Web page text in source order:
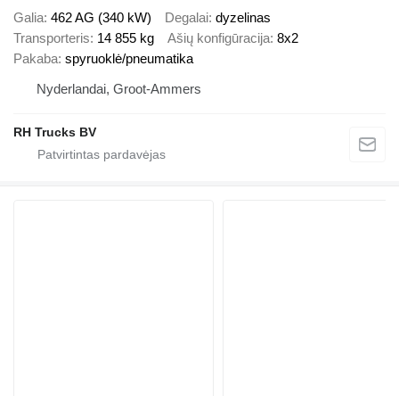
Galia 462 AG (340 kW) Degalai dyzelinas
Transporteris 14 855 kg Ašių konfigūracija 8x2
Pakaba spyruoklė/pneumatika
Nyderlandai, Groot-Ammers
RH Trucks BV